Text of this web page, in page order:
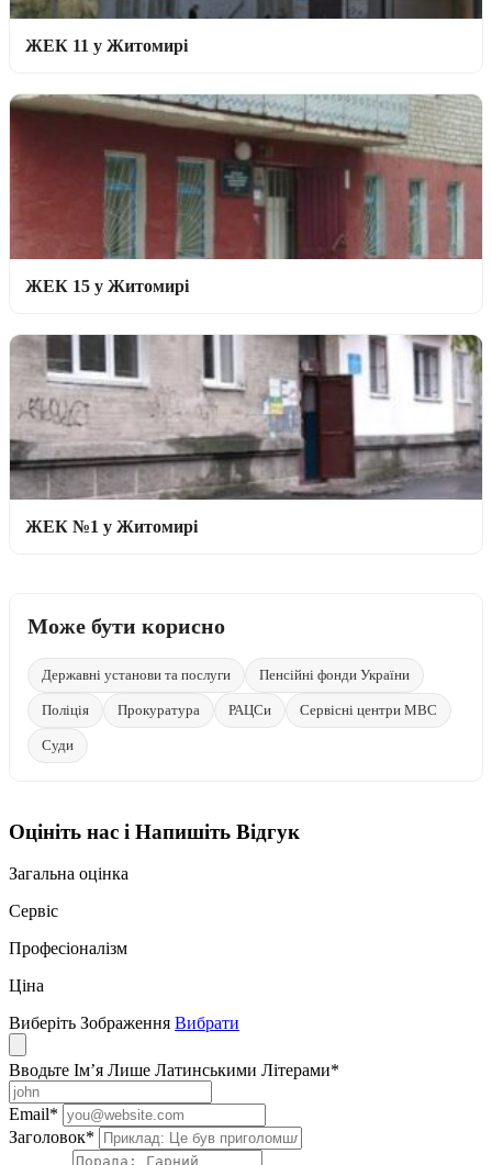
ЖЕК 11 у Житомирі
ЖЕК 15 у Житомирі
ЖЕК №1 у Житомирі
Може бути корисно
Державні установи та послуги Пенсійні фонди України
Поліція Прокуратура РАЦСи Сервісні центри МВС
Суди
Оцініть нас і Напишіть Відгук
Загальна оцінка
Сервіс
Професіоналізм
Ціна
Виберіть Зображення Вибрати
Вводьте Ім’я Лише Латинськими Літерами*
Email*
Заголовок*